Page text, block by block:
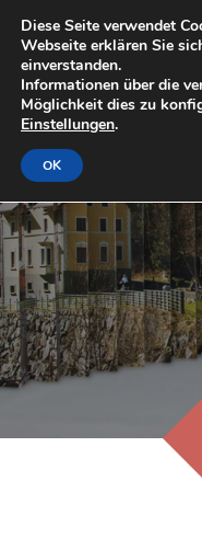
Diese Seite verwendet
Webseite erklären Sie
einverstanden.
Informationen über die
Möglichkeit dies zu
Einstellungen.
OK